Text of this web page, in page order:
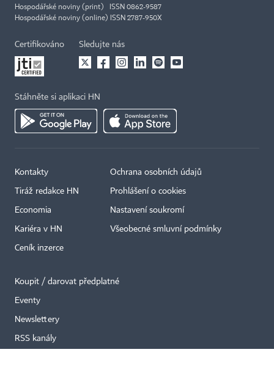
Hospodářské noviny (print) ISSN 0862-9587
Hospodářské noviny (online) ISSN 2787-950X
Certifikováno Sledujte nás
Stáhněte si aplikaci HN
Kontakty
Tiráž redakce HN
Economia
Kariéra v HN
Ceník inzerce
Ochrana osobních údajů
Prohlášení o cookies
Nastavení soukromí
Všeobecné smluvní podmínky
Koupit / darovat předplatné
Eventy
Newslettery
RSS kanály